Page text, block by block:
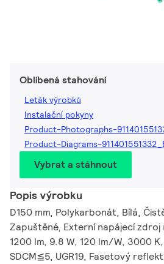
Oblíbená stahování
Leták výrobků
Instalační pokyny
Product-Photographs-
Product-Diagrams-
Vybrat a stáhnout
Popis výrobku
D150 mm, Polykarbonát, Bílá,
Zapuštěné, Externí napájecí
1200 lm, 9.8 W, 120 lm/W, 3000
SDCM≦5, UGR19, Fasetový